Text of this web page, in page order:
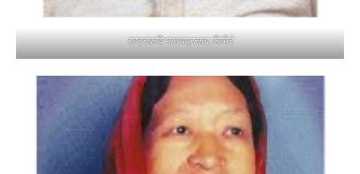
राष्ट्रकवि माधवप्रसाद घिमिरे